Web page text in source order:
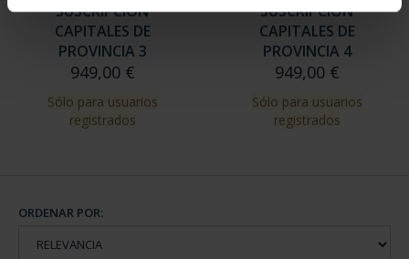
SUSCRIPCIÓN
CAPITALES DE
PROVINCIA 3
949,00 €
Sólo para usuarios
registrados
SUSCRIPCIÓN
CAPITALES DE
PROVINCIA 4
949,00 €
Sólo para usuarios
registrados
ORDENAR POR: